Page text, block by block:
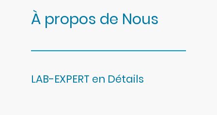
À propos de Nous
LAB-EXPERT en Détails